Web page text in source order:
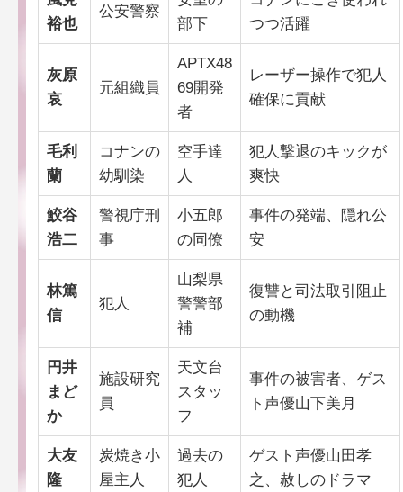
裕也
公安警察
部下
つつ活躍
灰原
哀
元組織員
APTX48
69開発
者
レーザー操作で犯人
確保に貢献
毛利
蘭
コナンの
幼馴染
空手達
人
犯人撃退のキックが
爽快
鮫谷
浩二
警視庁刑
事
小五郎
の同僚
事件の発端、隠れ公
安
林篤
信
犯人
山梨県
警警部
補
復讐と司法取引阻止
の動機
円井
まど
か
施設研究
員
天文台
スタッ
フ
事件の被害者、ゲス
ト声優山下美月
大友
隆
炭焼き小
屋主人
過去の
犯人
ゲスト声優山田孝
之、赦しのドラマ